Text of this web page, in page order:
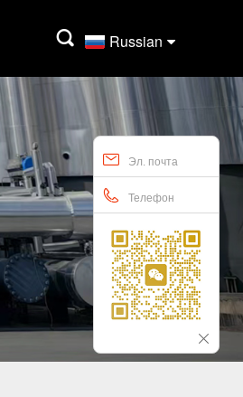
 Russian
Эл. почта
Телефон